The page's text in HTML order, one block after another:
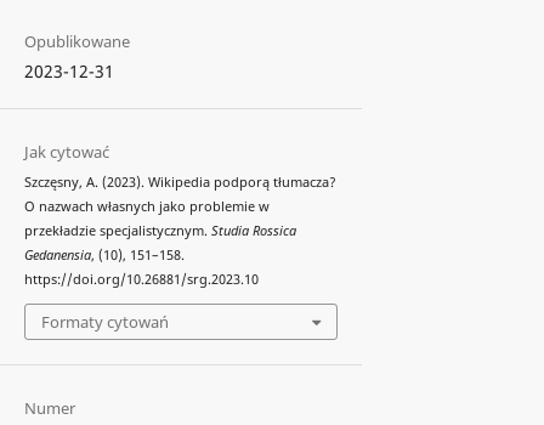
Opublikowane
2023-12-31
Jak cytować
Szczęsny, A. (2023). Wikipedia podporą tłumacza?
O nazwach własnych jako problemie w
przekładzie specjalistycznym. Studia Rossica
Gedanensia, (10), 151–158.
https://doi.org/10.26881/srg.2023.10
Formaty cytowań
Numer